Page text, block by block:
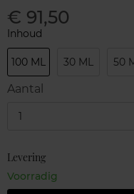
€ 91,50
Inhoud
100 ML 30 ML 50
Aantal
1
Levering
Voorradig